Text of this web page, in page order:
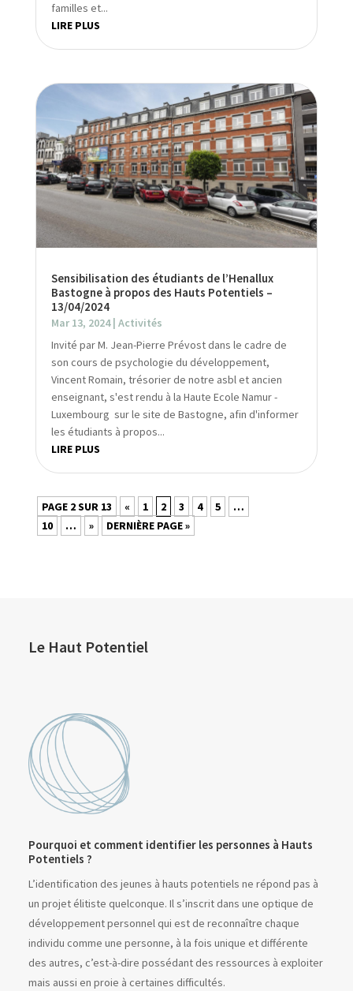
familles et...
LIRE PLUS
Sensibilisation des étudiants de l’Henallux
Bastogne à propos des Hauts Potentiels –
13/04/2024
Mar 13, 2024| Activités
Invité par M. Jean-Pierre Prévost dans le cadre de
son cours de psychologie du développement,
Vincent Romain, trésorier de notre asbl et ancien
enseignant, s'est rendu à la Haute Ecole Namur -
Luxembourg sur le site de Bastogne, afin d'informer
les étudiants à propos...
LIRE PLUS
PAGE 2 SUR 13 « 1 2 3 4 5
…
10
… » DERNIÈRE PAGE »
Le Haut Potentiel
Pourquoi et comment identifier les personnes à Hauts
Potentiels ?
L’identification des jeunes à hauts potentiels ne répond pas à
un projet élitiste quelconque. Il s’inscrit dans une optique de
développement personnel qui est de reconnaître chaque
individu comme une personne, à la fois unique et différente
des autres, c’est-à-dire possédant des ressources à exploiter
mais aussi en proie à certaines difficultés.